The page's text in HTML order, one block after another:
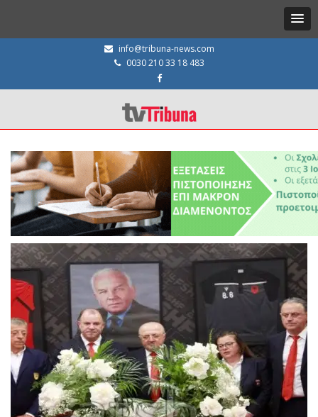
info@tribuna-news.com
0030 210 33 18 483